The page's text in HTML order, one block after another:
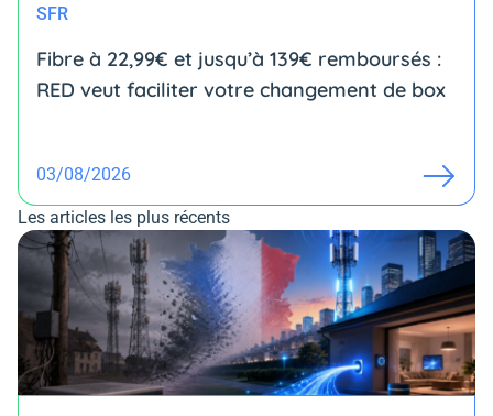
SFR
Fibre à 22,99€ et jusqu’à 139€ remboursés :
RED veut faciliter votre changement de box
03/08/2026
Les articles les plus récents